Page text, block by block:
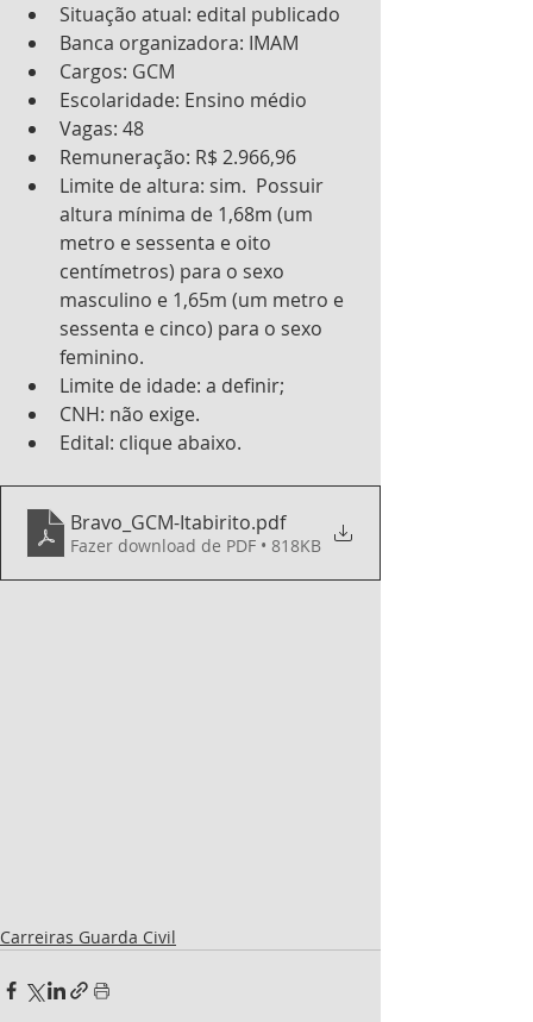
Situação atual: edital publicado
Banca organizadora: IMAM
Cargos: GCM
Escolaridade: Ensino médio
Vagas: 48
Remuneração: R$ 2.966,96
Limite de altura: sim.  Possuir
altura mínima de 1,68m (um
metro e sessenta e oito
centímetros) para o sexo
masculino e 1,65m (um metro e
sessenta e cinco) para o sexo
feminino.
Limite de idade: a definir;
CNH: não exige.
Edital: clique abaixo.
Bravo_GCM-Itabirito.pdf
Fazer download de PDF • 818KB
Carreiras Guarda Civil